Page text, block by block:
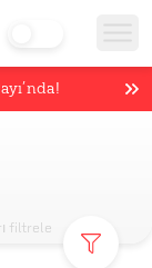
filtrele